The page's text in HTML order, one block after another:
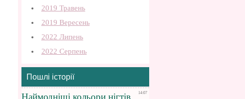
2019 Травень
2019 Вересень
2022 Липень
2022 Серпень
Пошлі історії